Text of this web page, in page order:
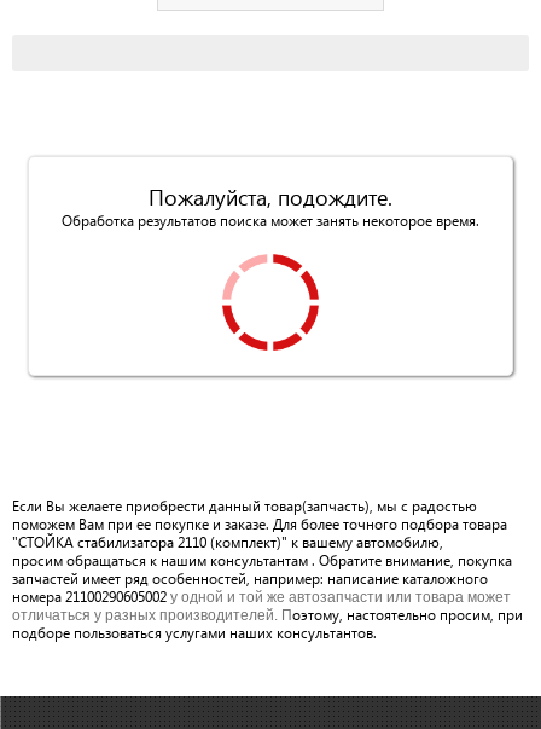
Пожалуйста, подождите.
Обработка результатов поиска может занять некоторое время.
Если Вы желаете приобрести данный товар(запчасть), мы с радостью
поможем Вам при ее покупке и заказе. Для более точного подбора товара
"СТОЙКА стабилизатора 2110 (комплект)" к вашему автомобилю,
просим обращаться к нашим консультантам . Обратите внимание, покупка
запчастей имеет ряд особенностей, например: написание каталожного
номера 21100290605002 у одной и той же автозапчасти или товара может
отличаться у разных производителей. Поэтому, настоятельно просим, при
подборе пользоваться услугами наших консультантов.